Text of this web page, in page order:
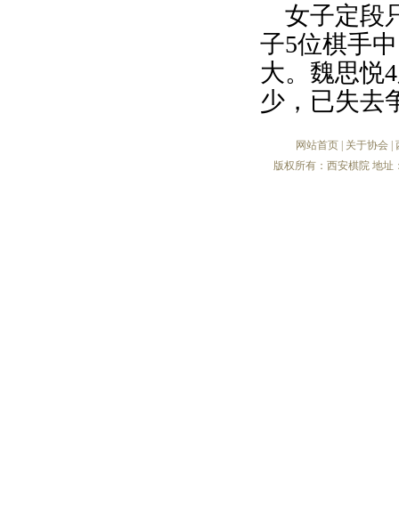
女子定段
子5位棋手
大。魏思悦4
少，已失去
网站首页 | 关于协会 |
版权所有：西安棋院 地址